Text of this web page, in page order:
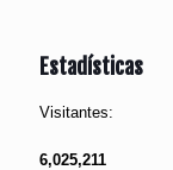
Estadísticas
Visitantes:
6,025,211